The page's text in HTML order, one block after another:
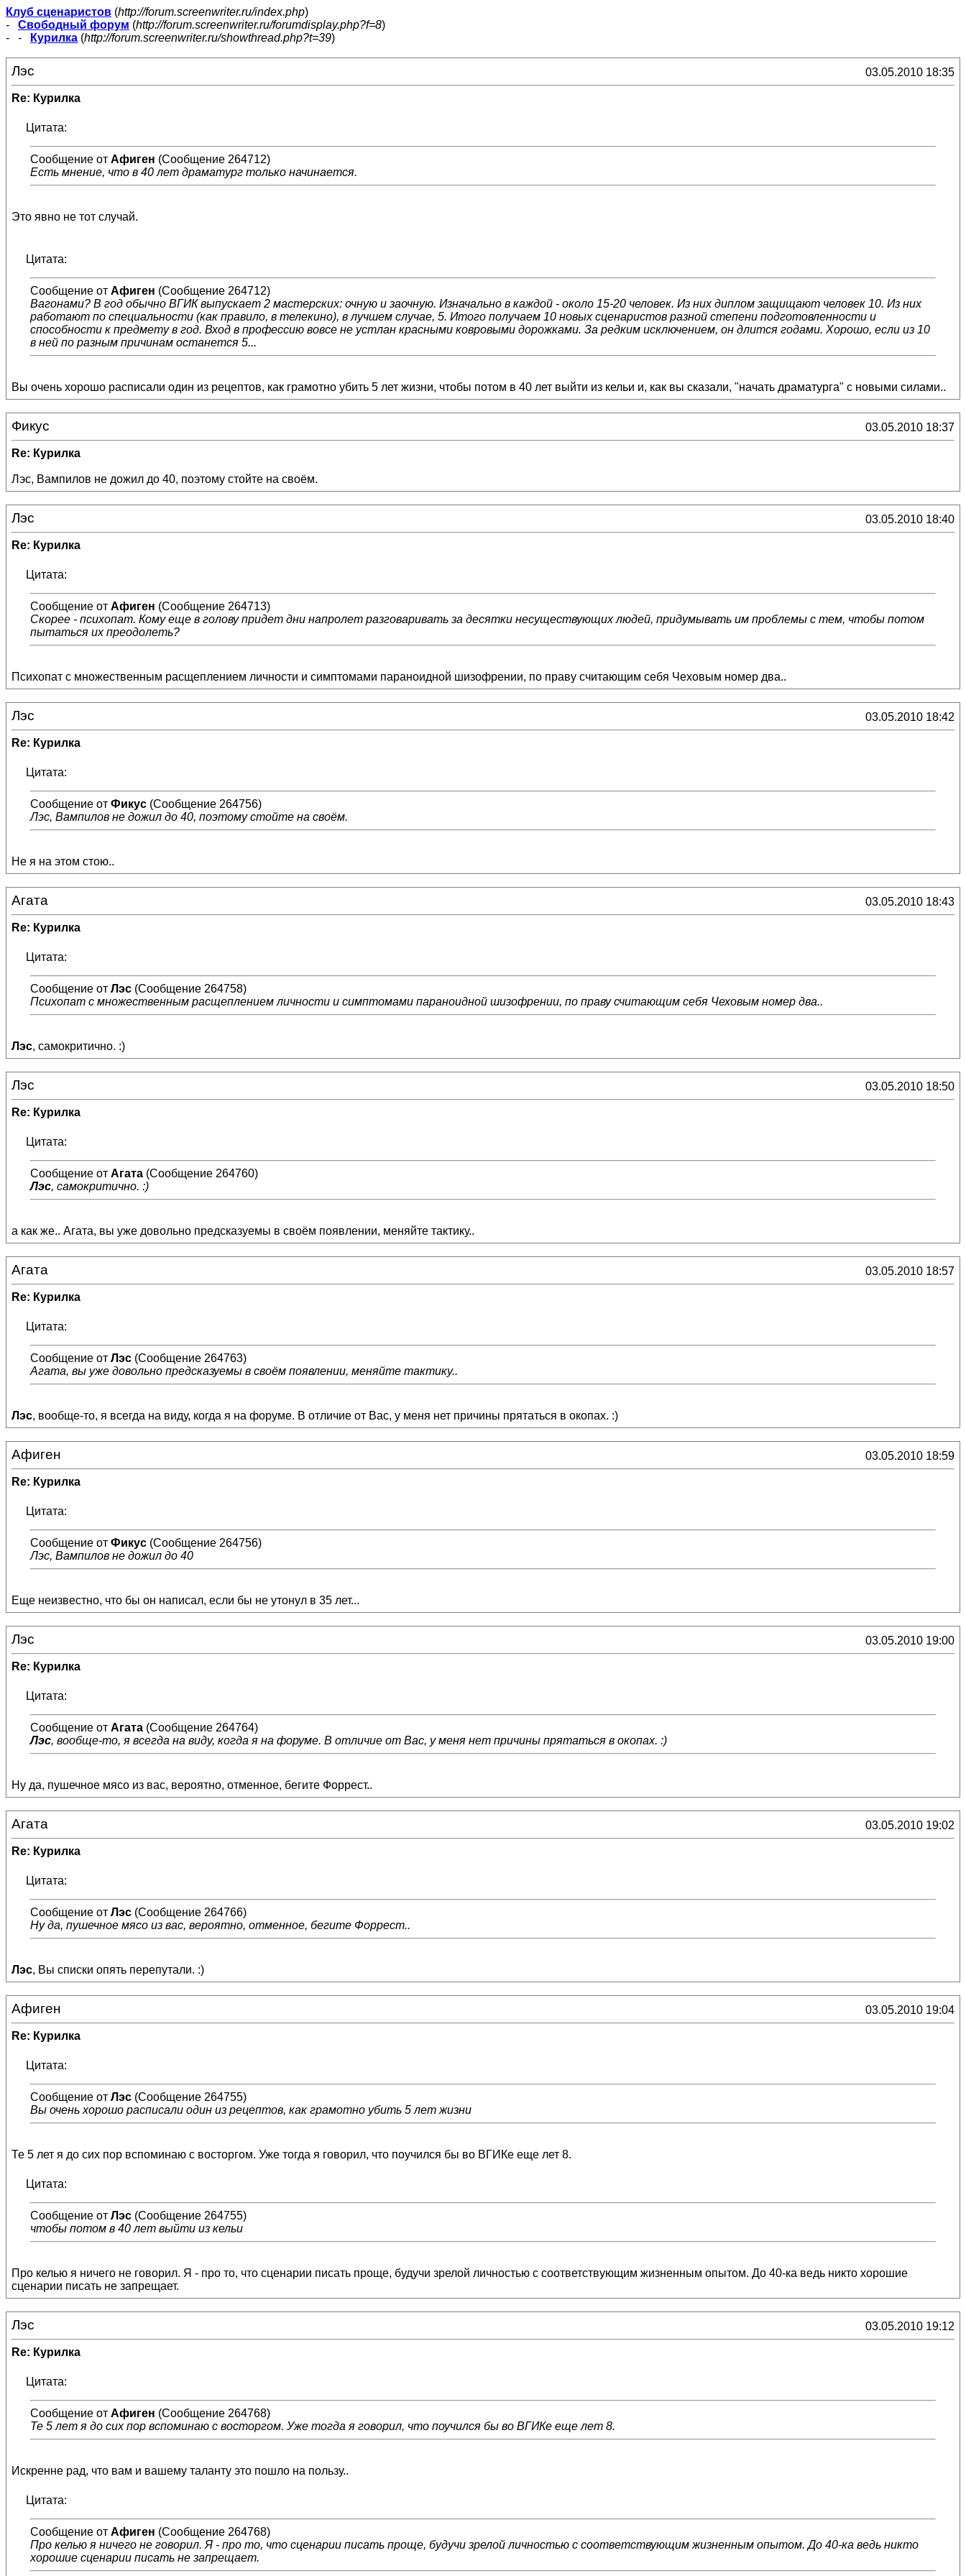
Клуб сценаристов (http://forum.screenwriter.ru/index.php)
- Свободный форум (http://forum.screenwriter.ru/forumdisplay.php?f=8)
- -
Курилка (http://forum.screenwriter.ru/showthread.php?t=39)
Лэс 03.05.2010 18:35
Re: Курилка
Цитата:
Сообщение от Афиген (Сообщение 264712)
Есть мнение, что в 40 лет драматург только начинается.
Это явно не тот случай.
Цитата:
Сообщение от Афиген (Сообщение 264712)
Вагонами? В год обычно ВГИК выпускает 2 мастерских: очную и заочную. Изначально в каждой - около 15-20 человек. Из них диплом защищают человек 10. Из них
работают по специальности (как правило, в телекино), в лучшем случае, 5. Итого получаем 10 новых сценаристов разной степени подготовленности и
способности к предмету в год. Вход в профессию вовсе не устлан красными ковровыми дорожками. За редким исключением, он длится годами. Хорошо, если из 10
в ней по разным причинам останется 5...
Вы очень хорошо расписали один из рецептов, как грамотно убить 5 лет жизни, чтобы потом в 40 лет выйти из кельи и, как вы сказали, "начать драматурга" с новыми силами..
Фикус 03.05.2010 18:37
Re: Курилка
Лэс, Вампилов не дожил до 40, поэтому стойте на своём.
Лэс 03.05.2010 18:40
Re: Курилка
Цитата:
Сообщение от Афиген (Сообщение 264713)
Скорее - психопат. Кому еще в голову придет дни напролет разговаривать за десятки несуществующих людей, придумывать им проблемы с тем, чтобы потом
пытаться их преодолеть?
Психопат с множественным расщеплением личности и симптомами параноидной шизофрении, по праву считающим себя Чеховым номер два..
Лэс 03.05.2010 18:42
Re: Курилка
Цитата:
Сообщение от Фикус (Сообщение 264756)
Лэс, Вампилов не дожил до 40, поэтому стойте на своём.
Не я на этом стою..
Агата 03.05.2010 18:43
Re: Курилка
Цитата:
Сообщение от Лэс (Сообщение 264758)
Психопат с множественным расщеплением личности и симптомами параноидной шизофрении, по праву считающим себя Чеховым номер два..
Лэс, самокритично. :)
Лэс 03.05.2010 18:50
Re: Курилка
Цитата:
Сообщение от Агата (Сообщение 264760)
Лэс, самокритично. :)
а как же.. Агата, вы уже довольно предсказуемы в своём появлении, меняйте тактику..
Агата 03.05.2010 18:57
Re: Курилка
Цитата:
Сообщение от Лэс (Сообщение 264763)
Агата, вы уже довольно предсказуемы в своём появлении, меняйте тактику..
Лэс, вообще-то, я всегда на виду, когда я на форуме. В отличие от Вас, у меня нет причины прятаться в окопах. :)
Афиген 03.05.2010 18:59
Re: Курилка
Цитата:
Сообщение от Фикус (Сообщение 264756)
Лэс, Вампилов не дожил до 40
Еще неизвестно, что бы он написал, если бы не утонул в 35 лет...
Лэс 03.05.2010 19:00
Re: Курилка
Цитата:
Сообщение от Агата (Сообщение 264764)
Лэс, вообще-то, я всегда на виду, когда я на форуме. В отличие от Вас, у меня нет причины прятаться в окопах. :)
Ну да, пушечное мясо из вас, вероятно, отменное, бегите Форрест..
Агата 03.05.2010 19:02
Re: Курилка
Цитата:
Сообщение от Лэс (Сообщение 264766)
Ну да, пушечное мясо из вас, вероятно, отменное, бегите Форрест..
Лэс, Вы списки опять перепутали. :)
Афиген 03.05.2010 19:04
Re: Курилка
Цитата:
Сообщение от Лэс (Сообщение 264755)
Вы очень хорошо расписали один из рецептов, как грамотно убить 5 лет жизни
Те 5 лет я до сих пор вспоминаю с восторгом. Уже тогда я говорил, что поучился бы во ВГИКе еще лет 8.
Цитата:
Сообщение от Лэс (Сообщение 264755)
чтобы потом в 40 лет выйти из кельи
Про келью я ничего не говорил. Я - про то, что сценарии писать проще, будучи зрелой личностью с соответствующим жизненным опытом. До 40-ка ведь никто хорошие
сценарии писать не запрещает.
Лэс 03.05.2010 19:12
Re: Курилка
Цитата:
Сообщение от Афиген (Сообщение 264768)
Те 5 лет я до сих пор вспоминаю с восторгом. Уже тогда я говорил, что поучился бы во ВГИКе еще лет 8.
Искренне рад, что вам и вашему таланту это пошло на пользу..
Цитата:
Сообщение от Афиген (Сообщение 264768)
Про келью я ничего не говорил. Я - про то, что сценарии писать проще, будучи зрелой личностью с соответствующим жизненным опытом. До 40-ка ведь никто
хорошие сценарии писать не запрещает.